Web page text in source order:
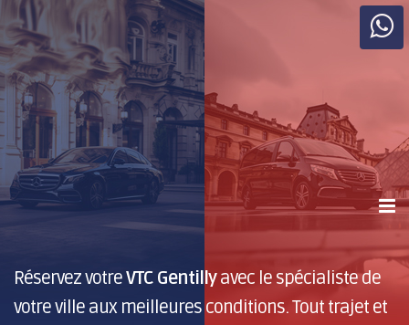
Réservez votreVTC Gentillyavec le spécialiste de
votre ville aux meilleures conditions. Tout trajet et